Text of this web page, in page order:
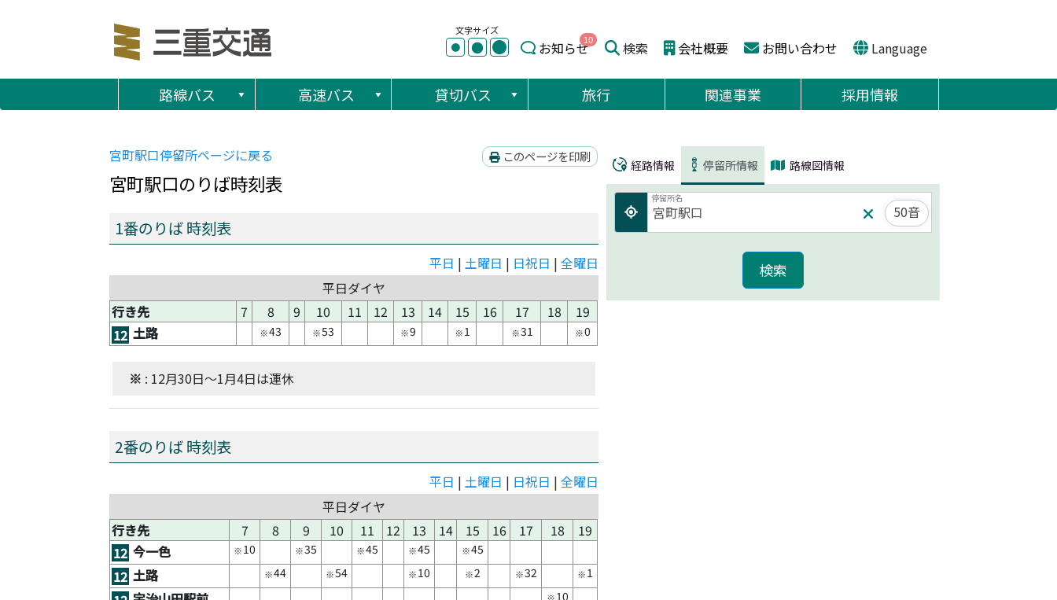
文字サイズ
● ● ● お知らせ10 検索 会社概要 お問い合わせ Language
路線バス 高速バス 貸切バス 旅行 関連事業 採用情報
このページを印刷
宮町駅口停留所ページに戻る
宮町駅口のりば時刻表
1番のりば 時刻表
平日 | 土曜日 | 日祝日 | 全曜日
平日ダイヤ
行き先
7 8 9 10 11 12 13 14 15 16 17 18
19
12 土路 ※43 ※53 ※9 ※1 ※31 ※0
※ : 12月30日～1月4日は運休
2番のりば 時刻表
平日 | 土曜日 | 日祝日 | 全曜日
平日ダイヤ
行き先
7 8 9 10 11 12 13 14 15 16 17 18
19
12 今一色 ※10 ※35 ※45 ※45 ※45
12 土路 ※44 ※54 ※10 ※2 ※32 ※1
10
経路情報 停留所情報 路線図情報
停留所名
50音